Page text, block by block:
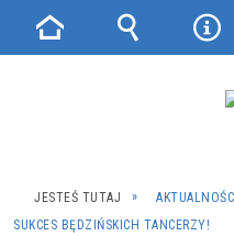
JESTEŚ TUTAJ
SUKCES BĘDZIŃSKICH TANCERZY!
Strona